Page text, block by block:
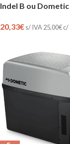
Indel B ou Dometic
20,33€s/ IVA 25,00€c/